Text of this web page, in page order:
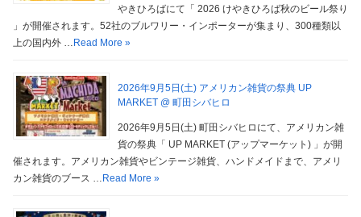
やきひろばにて「 2026 けやきひろば秋のビール祭り
」が開催されます。52社のブルワリー・インポーターが集まり、300種類以
上の国内外 … Read More »
2026年9月5日(土) アメリカン雑貨の祭典 UP
MARKET @ 町田シバヒロ
2026年9月5日(土) 町田シバヒロにて、アメリカン雑
貨の祭典「 UP MARKET (アップマーケット) 」が開
催されます。アメリカン雑貨やビンテージ雑貨、ハンドメイドまで、アメリ
カン雑貨のブース … Read More »